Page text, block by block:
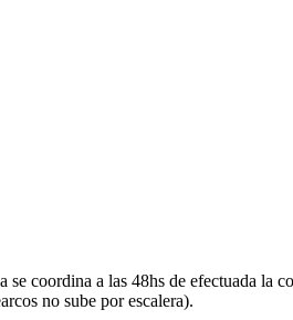
coordina a las 48hs de efectuada la
no sube por escalera).